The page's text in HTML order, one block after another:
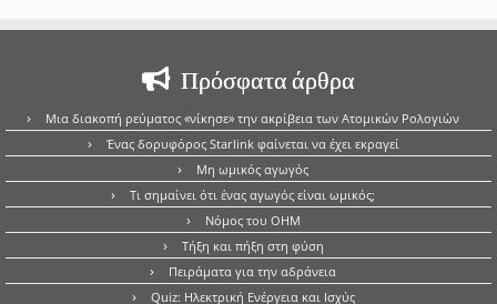
Πρόσφατα άρθρα
Μια διακοπή ρεύματος «νίκησε» την ακρίβεια των Ατομικών Ρολογιών
Ένας δορυφόρος Starlink φαίνεται να έχει εκραγεί
Μη ωμικός αγωγός
Τι σημαίνει ότι ένας αγωγός είναι ωμικός;
Νόμος του OHM
Τήξη και πήξη στη φύση
Πειράματα για την αδράνεια
Quiz: Ηλεκτρική Ενέργεια και Ισχύς